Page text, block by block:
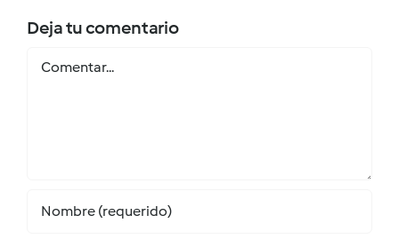
Deja tu comentario